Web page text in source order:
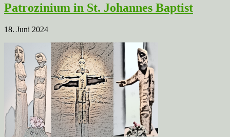
Patrozinium in St. Johannes Baptist
18. Juni 2024